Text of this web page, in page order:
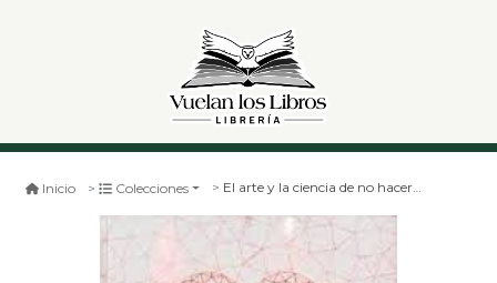
Inicio Colecciones El arte y la ciencia de no hacer nada